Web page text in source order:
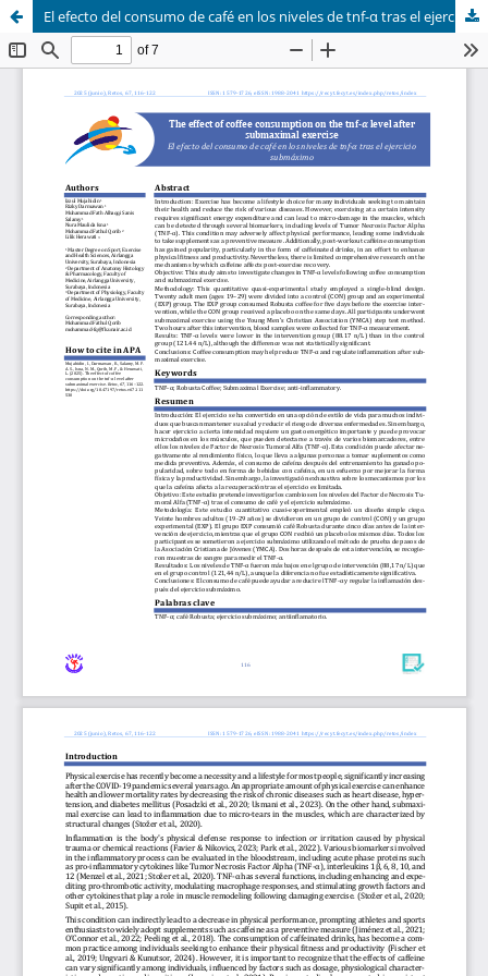
El efecto del consumo de café en los niveles de tnf-α tras el ejercicio submáximo